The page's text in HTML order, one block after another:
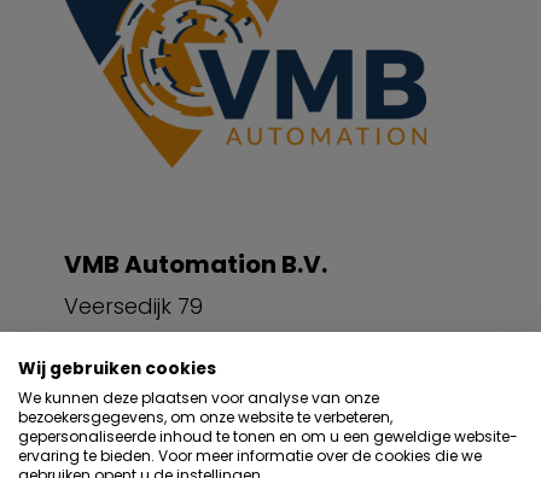
VMB Automation B.V.
Veersedijk 79
Contactpersoon
Arie Verhoeven
Wij gebruiken cookies
We kunnen deze plaatsen voor analyse van onze
bezoekersgegevens, om onze website te verbeteren,
gepersonaliseerde inhoud te tonen en om u een geweldige website-
ervaring te bieden. Voor meer informatie over de cookies die we